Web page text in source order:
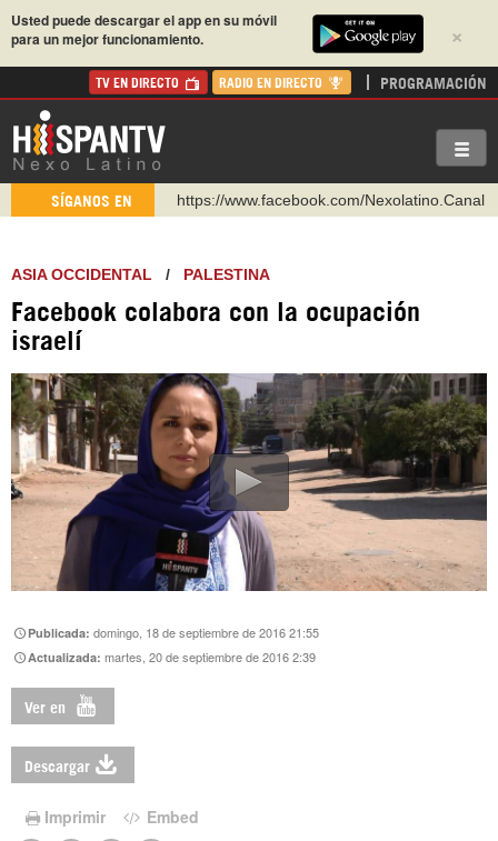
×
Usted puede descargar el app en su móvil
para un mejor funcionamiento.
TV EN DIRECTO RADIO EN DIRECTO PROGRAMACIÓN
SÍGANOS EN
https://www.facebook.com/Nexolatino.Canal
http://twitter.com/nexo_latino
https://t.me/hispantvcanal
Instagram como: hispan_tv
ASIA OCCIDENTAL / PALESTINA
Facebook colabora con la ocupación
israelí
Publicada:domingo, 18 de septiembre de 2016 21:55
Actualizada:martes, 20 de septiembre de 2016 2:39
Ver en
Descargar
Imprimir Embed